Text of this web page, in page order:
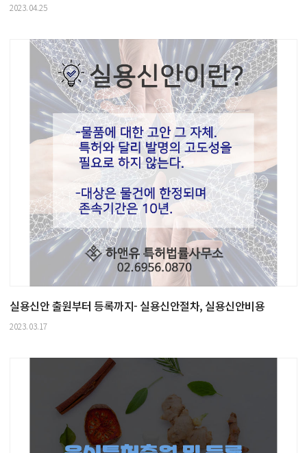
2023.04.25
실용신안 출원부터 등록까지- 실용신안절차, 실용신안비용
2023.03.17